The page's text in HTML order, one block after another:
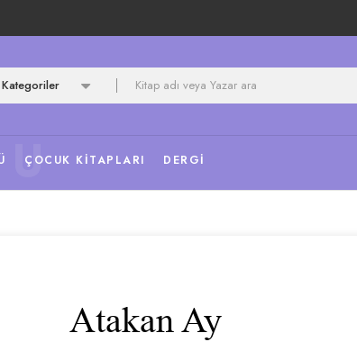
ÇOCUK KITAPLARI DERGI
Atakan Ay